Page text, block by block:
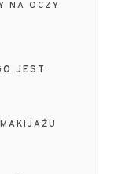
NA OCZY
JEST